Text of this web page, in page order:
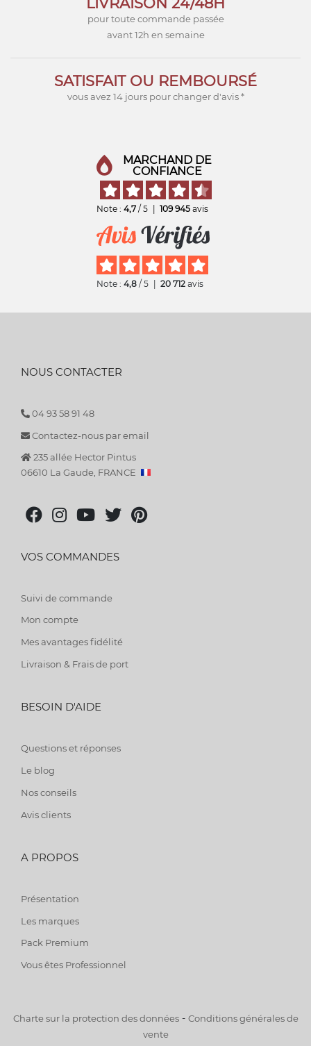
pour toute commande passée
avant 12h en semaine
SATISFAIT OU REMBOURSÉ
vous avez 14 jours pour changer d'avis *
MARCHAND DE
CONFIANCE
Note : 4,7 / 5 109 945 avis
Note : 4,8 / 5 20 712 avis
NOUS CONTACTER
04 93 58 91 48
Contactez-nous par email
235 allée Hector Pintus
06610 La Gaude, FRANCE
VOS COMMANDES
Suivi de commande
Mon compte
Mes avantages fidélité
Livraison & Frais de port
BESOIN D'AIDE
Questions et réponses
Le blog
Nos conseils
Avis clients
A PROPOS
Présentation
Les marques
Pack Premium
Vous êtes Professionnel
Charte sur la protection des données- Conditions générales de
vente